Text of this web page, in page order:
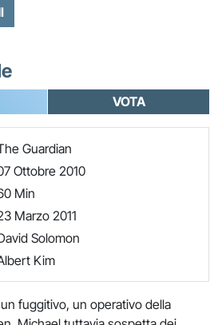
VOTA
Guardian
Ottobre 2010
Min
Marzo 2011
Solomon
Kim
fuggitivo, un operativo della